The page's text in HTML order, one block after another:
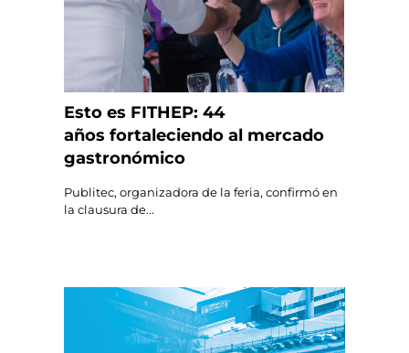
Esto es FITHEP: 44
años fortaleciendo al mercado
gastronómico
Publitec, organizadora de la feria, confirmó en
la clausura de...